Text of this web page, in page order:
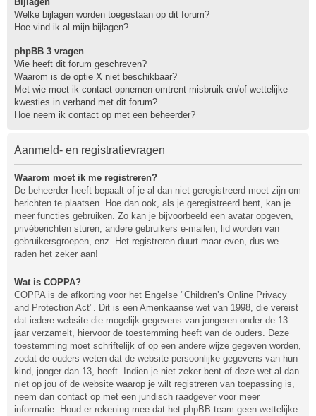
Welke bijlagen worden toegestaan op dit forum?
Hoe vind ik al mijn bijlagen?
phpBB 3 vragen
Wie heeft dit forum geschreven?
Waarom is de optie X niet beschikbaar?
Met wie moet ik contact opnemen omtrent misbruik en/of wettelijke
kwesties in verband met dit forum?
Hoe neem ik contact op met een beheerder?
Aanmeld- en registratievragen
Waarom moet ik me registreren?
De beheerder heeft bepaalt of je al dan niet geregistreerd moet zijn om
berichten te plaatsen. Hoe dan ook, als je geregistreerd bent, kan je
meer functies gebruiken. Zo kan je bijvoorbeeld een avatar opgeven,
privéberichten sturen, andere gebruikers e-mailen, lid worden van
gebruikersgroepen, enz. Het registreren duurt maar even, dus we
raden het zeker aan!
Wat is COPPA?
COPPA is de afkorting voor het Engelse "Children’s Online Privacy
and Protection Act". Dit is een Amerikaanse wet van 1998, die vereist
dat iedere website die mogelijk gegevens van jongeren onder de 13
jaar verzamelt, hiervoor de toestemming heeft van de ouders. Deze
toestemming moet schriftelijk of op een andere wijze gegeven worden,
zodat de ouders weten dat de website persoonlijke gegevens van hun
kind, jonger dan 13, heeft. Indien je niet zeker bent of deze wet al dan
niet op jou of de website waarop je wilt registreren van toepassing is,
neem dan contact op met een juridisch raadgever voor meer
informatie. Houd er rekening mee dat het phpBB team geen wettelijke